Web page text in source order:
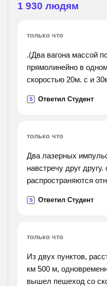
1 930 людям
только что
.(Два вагона массой
прямолинейно в
скоростью 20м. с и
S Ответил Студент
только что
Два лазерных
навстречу друг
распространяются
S Ответил Студент
только что
Из двух пунктов,
км 500 м,
вышел пешеход со